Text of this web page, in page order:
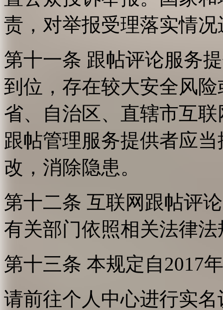
责，对举报受理落实情
第十一条 跟帖评论服务
到位，存在较大安全风
省、自治区、直辖市互
跟帖管理服务提供者应
改，消除隐患。
第十二条 互联网跟帖评
有关部门依照相关法律
第十三条 本规定自2017
请前往个人中心进行实名